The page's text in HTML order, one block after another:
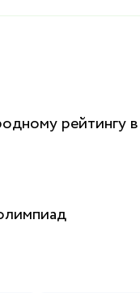
рейтингу в